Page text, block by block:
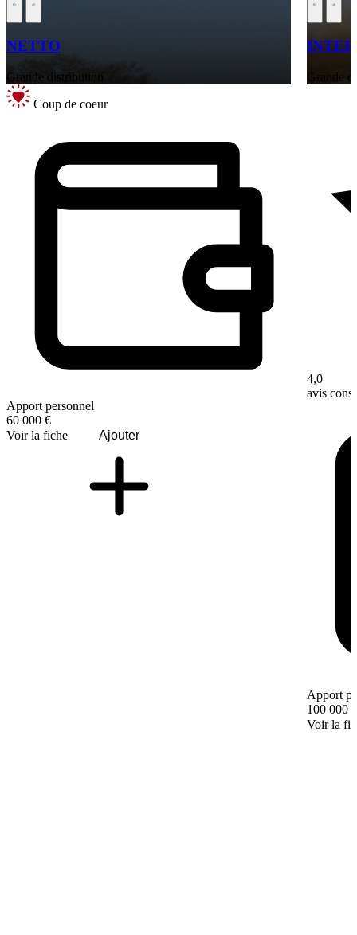
NETTO
Grande distribution
Coup de coeur
Apport personnel
60 000 €
Voir la fiche
Ajouter
Grande
4,0
avis
Apport
100 000 €
Voir la